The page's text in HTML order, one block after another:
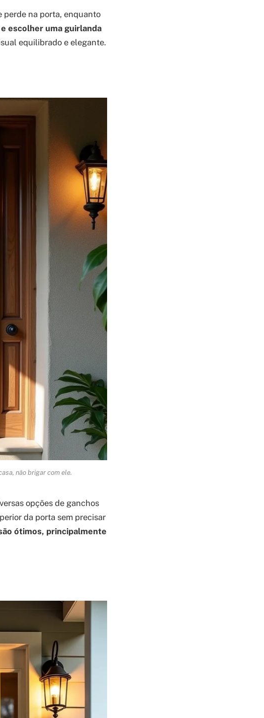
perde na porta, enquanto
escolher uma guirlanda
equilibrado e elegante.
não brigar com ele.
opções de ganchos
da porta sem precisar
ótimos, principalmente